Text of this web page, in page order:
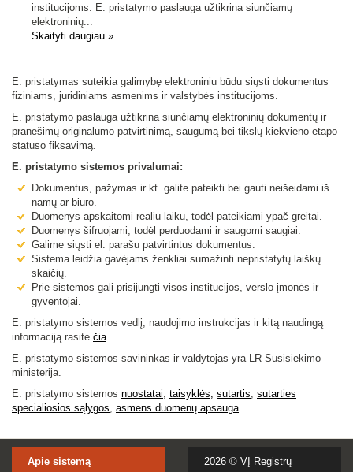
institucijoms. E. pristatymo paslauga užtikrina siunčiamų
elektroninių...
Skaityti daugiau »
E. pristatymas suteikia galimybę elektroniniu būdu siųsti dokumentus
fiziniams, juridiniams asmenims ir valstybės institucijoms.
E. pristatymo paslauga užtikrina siunčiamų elektroninių dokumentų ir
pranešimų originalumo patvirtinimą, saugumą bei tikslų kiekvieno etapo
statuso fiksavimą.
E. pristatymo sistemos privalumai:
Dokumentus, pažymas ir kt. galite pateikti bei gauti neišeidami iš
namų ar biuro.
Duomenys apskaitomi realiu laiku, todėl pateikiami ypač greitai.
Duomenys šifruojami, todėl perduodami ir saugomi saugiai.
Galime siųsti el. parašu patvirtintus dokumentus.
Sistema leidžia gavėjams ženkliai sumažinti nepristatytų laiškų
skaičių.
Prie sistemos gali prisijungti visos institucijos, verslo įmonės ir
gyventojai.
E. pristatymo sistemos vedlį, naudojimo instrukcijas ir kitą naudingą
informaciją rasite čia
E. pristatymo sistemos savininkas ir valdytojas yra LR Susisiekimo
ministerija.
E. pristatymo sistemos nuostatai taisyklės, sutartis sutarties
specialiosios sąlygos asmens duomenų apsauga
Apie sistemą 2026 © VĮ Registrų